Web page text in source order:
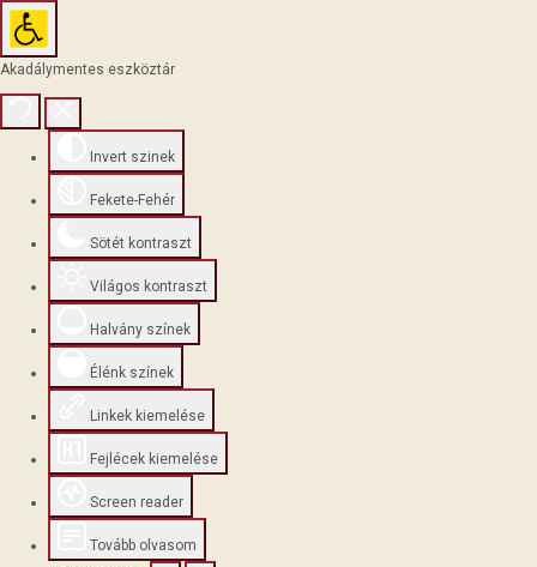
Akadálymentes eszköztár
Invert szinek
Fekete-Fehér
Sötét kontraszt
Világos kontraszt
Halvány színek
Élénk színek
Linkek kiemelése
Fejlécek kiemelése
Screen reader
Tovább olvasom